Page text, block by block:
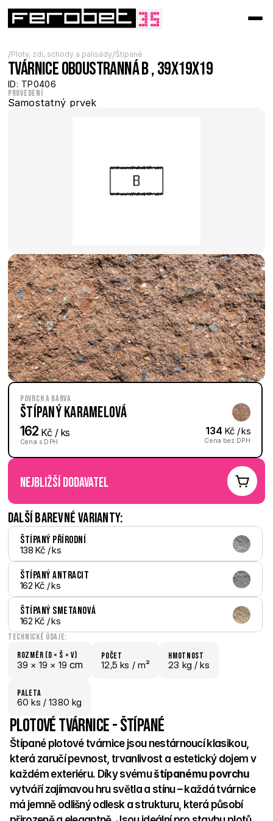
/Ploty, zdi, schody a palisády/Štípané
Tvárnice oboustranná B , 39x19x19
ID: TP0406
Provedení
Samostatný prvek
Povrch a barva
Štípaný Karamelová
162 Kč / ks
Cena s DPH
134 Kč / ks
Cena bez DPH
nejbližší dodavatel
Další barevné varianty:
Štípaný Přírodní
138 Kč / ks
Štípaný Antracit
162 Kč / ks
Štípaný Smetanová
162 Kč / ks
Technické údaje:
Rozměr (D × š × V)
39 × 19 × 19 cm
počet
12,5 ks / m²
hmotnost
23 kg / ks
paletA
60 ks / 1380 kg
Plotové tvárnice - Štípané
Štípané plotové tvárnice jsou nestárnoucí klasikou,
která zaručí pevnost, trvanlivost a estetický dojem v
každém exteriéru. Díky svému
vytváří zajímavou hru světla a stínu – každá tvárnice
má jemně odlišný odlesk a strukturu, která působí